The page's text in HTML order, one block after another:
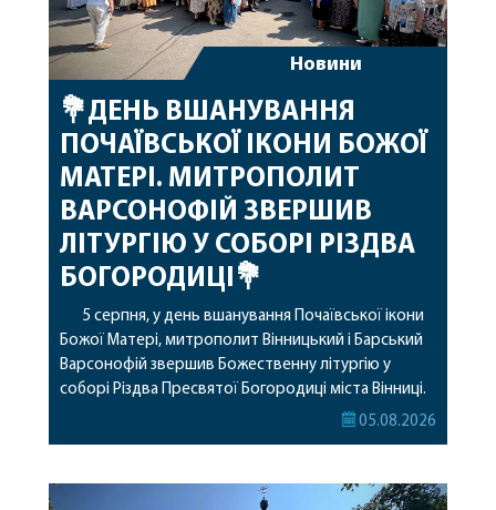
Новини
💐ДЕНЬ ВШАНУВАННЯ
ПОЧАЇВСЬКОЇ ІКОНИ БОЖОЇ
МАТЕРІ. МИТРОПОЛИТ
ВАРСОНОФІЙ ЗВЕРШИВ
ЛІТУРГІЮ У СОБОРІ РІЗДВА
БОГОРОДИЦІ💐
5 серпня, у день вшанування Почаївської ікони
Божої Матері, митрополит Вінницький і Барський
Варсонофій звершив Божественну літургію у
соборі Різдва Пресвятої Богородиці міста Вінниці.
Його Високопреосвященству співслужили
священному сані. Під час богослужіння підносилися
05.08.2026